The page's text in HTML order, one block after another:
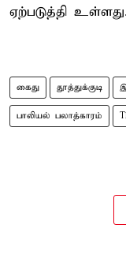
ஏற்படுத்தி
கைது தூத்துக்குடி
பாலியல் பலாத்காரம்